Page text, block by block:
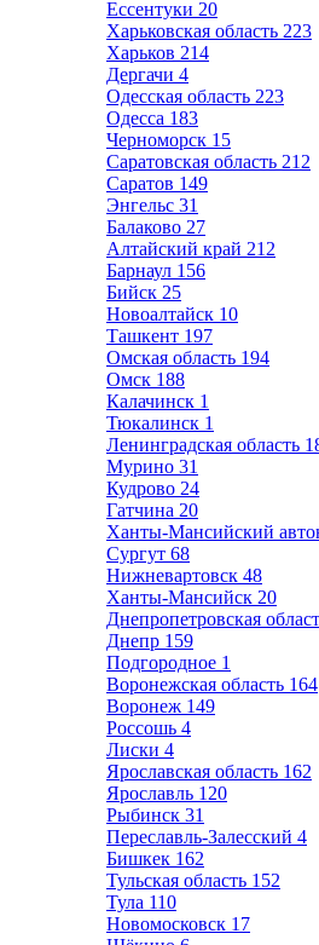
Ессентуки 20
Харьковская область 223
Харьков 214
Дергачи 4
Одесская область 223
Одесса 183
Черноморск 15
Саратовская область 212
Саратов 149
Энгельс 31
Балаково 27
Алтайский край 212
Барнаул 156
Бийск 25
Новоалтайск 10
Ташкент 197
Омская область 194
Омск 188
Калачинск 1
Тюкалинск 1
Ленинградская область
Мурино 31
Кудрово 24
Гатчина 20
Ханты-Мансийский
Сургут 68
Нижневартовск 48
Ханты-Мансийск 20
Днепропетровская
Днепр 159
Подгородное 1
Воронежская область 164
Воронеж 149
Россошь 4
Лиски 4
Ярославская область 162
Ярославль 120
Рыбинск 31
Переславль-Залесский 4
Бишкек 162
Тульская область 152
Тула 110
Новомосковск 17